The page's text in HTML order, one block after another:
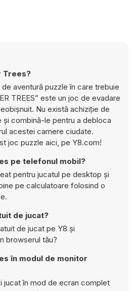
Trees?
aventură puzzle în care trebuie
TREES” este un joc de evadare
Nu există achiziție de
și combină-le pentru a debloca
acestei camere ciudate.
joc puzzle aici, pe Y8.com!
pe telefonul mobil?
pentru jucatul pe desktop și
pe calculatoare folosind o
de jucat?
de jucat pe Y8 și
browserul tău?
în modul de monitor
jucat în mod de ecran complet